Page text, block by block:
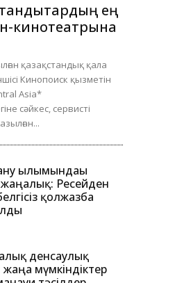
ең
кинотеатрына
қазақстандық қала
Кинопоиск қызметін
Asia*
сәйкес, сервисті
ғылымындағы
Ресейден
қолжазба
денсаулық
жаңа мүмкіндіктер